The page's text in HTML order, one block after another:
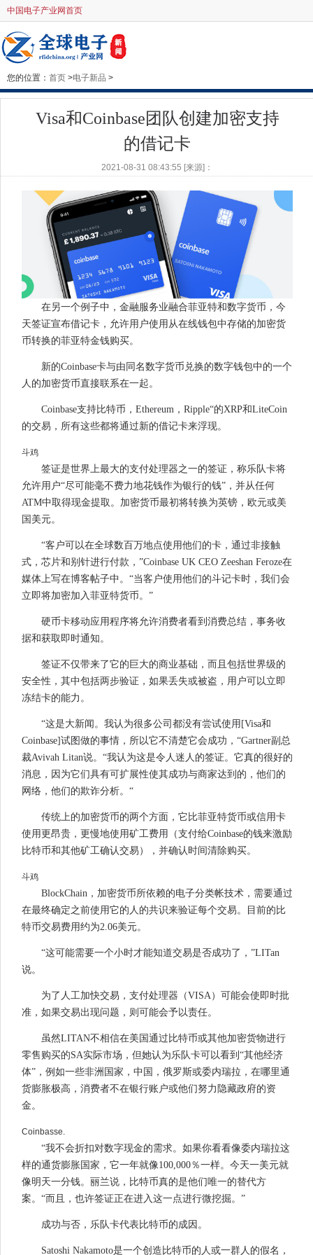
中国电子产业网首页
您的位置： 首页 >电子新品 >
Visa和Coinbase团队创建加密支持
的借记卡
2021-08-31 08:43:55 [来源]：
在另一个例子中，金融服务业融合菲亚特和数字货币，今
天签证宣布借记卡，允许用户使用从在线钱包中存储的加密货
币转换的菲亚特金钱购买。
新的Coinbase卡与由同名数字货币兑换的数字钱包中的一个
人的加密货币直接联系在一起。
Coinbase支持比特币，Ethereum，Ripple“的XRP和LiteCoin
的交易，所有这些都将通过新的借记卡来浮现。
斗鸡
签证是世界上最大的支付处理器之一的签证，称乐队卡将
允许用户“尽可能毫不费力地花钱作为银行的钱”，并从任何
ATM中取得现金提取。加密货币最初将转换为英镑，欧元或美
国美元。
“客户可以在全球数百万地点使用他们的卡，通过非接触
式，芯片和别针进行付款，”Coinbase UK CEO Zeeshan Feroze在
媒体上写在博客帖子中。“当客户使用他们的斗记卡时，我们会
立即将加密加入菲亚特货币。”
硬币卡移动应用程序将允许消费者看到消费总结，事务收
据和获取即时通知。
签证不仅带来了它的巨大的商业基础，而且包括世界级的
安全性，其中包括两步验证，如果丢失或被盗，用户可以立即
冻结卡的能力。
“这是大新闻。我认为很多公司都没有尝试使用[Visa和
Coinbase]试图做的事情，所以它不清楚它会成功，“Gartner副总
裁Avivah Litan说。“我认为这是令人迷人的签证。它真的很好的
消息，因为它们具有可扩展性使其成功与商家达到的，他们的
网络，他们的欺诈分析。“
传统上的加密货币的两个方面，它比菲亚特货币或信用卡
使用更昂贵，更慢地使用矿工费用（支付给Coinbase的钱来激励
比特币和其他矿工确认交易），并确认时间清除购买。
斗鸡
BlockChain，加密货币所依赖的电子分类帐技术，需要通过
在最终确定之前使用它的人的共识来验证每个交易。目前的比
特币交易费用约为2.06美元。
“这可能需要一个小时才能知道交易是否成功了，”LITan
说。
为了人工加快交易，支付处理器（VISA）可能会使即时批
准，如果交易出现问题，则可能会予以责任。
虽然LITAN不相信在美国通过比特币或其他加密货物进行
零售购买的SA实际市场，但她认为乐队卡可以看到“其他经济
体”，例如一些非洲国家，中国，俄罗斯或委内瑞拉，在哪里通
货膨胀极高，消费者不在银行账户或他们努力隐藏政府的资
金。
Coinbasse.
“我不会折扣对数字现金的需求。如果你看看像委内瑞拉这
样的通货膨胀国家，它一年就像100,000％一样。今天一美元就
像明天一分钱。丽兰说，比特币真的是他们唯一的替代方
案。“而且，也许签证正在进入这一点进行微挖掘。”
成功与否，乐队卡代表比特币的成因。
Satoshi Nakamoto是一个创造比特币的人或一群人的假名，